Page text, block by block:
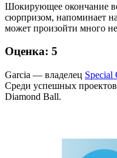
Шокирующее окончание
сюрпризом, напоминает
может произойти много
Оценка: 5
Garcia — владелец Special
Среди успешных
Diamond Ball.